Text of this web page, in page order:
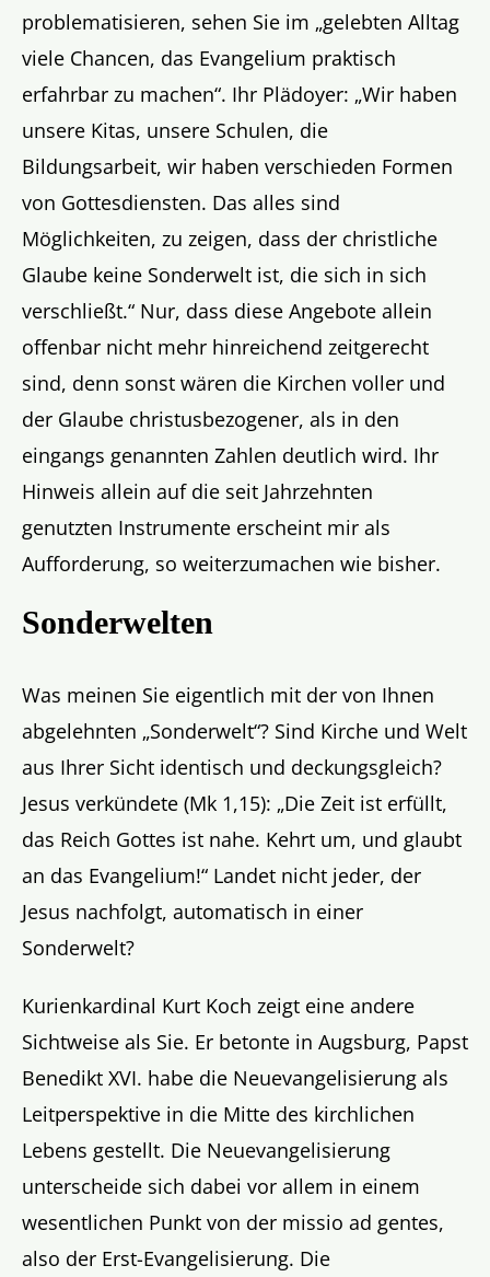
problematisieren, sehen Sie im „gelebten Alltag
viele Chancen, das Evangelium praktisch
erfahrbar zu machen“. Ihr Plädoyer: „Wir haben
unsere Kitas, unsere Schulen, die
Bildungsarbeit, wir haben verschieden Formen
von Gottesdiensten. Das alles sind
Möglichkeiten, zu zeigen, dass der christliche
Glaube keine Sonderwelt ist, die sich in sich
verschließt.“ Nur, dass diese Angebote allein
offenbar nicht mehr hinreichend zeitgerecht
sind, denn sonst wären die Kirchen voller und
der Glaube christusbezogener, als in den
eingangs genannten Zahlen deutlich wird. Ihr
Hinweis allein auf die seit Jahrzehnten
genutzten Instrumente erscheint mir als
Aufforderung, so weiterzumachen wie bisher.
Sonderwelten
Was meinen Sie eigentlich mit der von Ihnen
abgelehnten „Sonderwelt“? Sind Kirche und Welt
aus Ihrer Sicht identisch und deckungsgleich?
Jesus verkündete (Mk 1,15): „Die Zeit ist erfüllt,
das Reich Gottes ist nahe. Kehrt um, und glaubt
an das Evangelium!“ Landet nicht jeder, der
Jesus nachfolgt, automatisch in einer
Sonderwelt?
Kurienkardinal Kurt Koch zeigt eine andere
Sichtweise als Sie. Er betonte in Augsburg, Papst
Benedikt XVI. habe die Neuevangelisierung als
Leitperspektive in die Mitte des kirchlichen
Lebens gestellt. Die Neuevangelisierung
unterscheide sich dabei vor allem in einem
wesentlichen Punkt von der missio ad gentes,
also der Erst-Evangelisierung. Die